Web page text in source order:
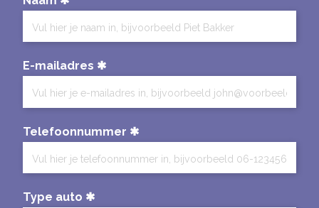
E-mailadres
Telefoonnummer
Type auto